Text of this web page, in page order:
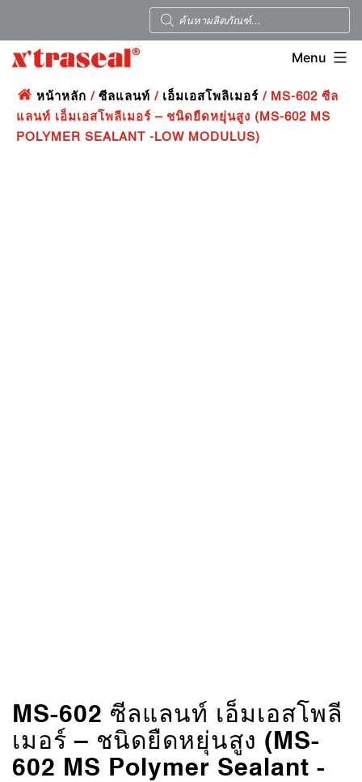
Menu
หน้าหลัก / ซีลแลนท์ / เอ็มเอสโพลิเมอร์ / MS-602 ซีล
แลนท์ เอ็มเอสโพลีเมอร์ – ชนิดยืดหยุ่นสูง (MS-602 MS
POLYMER SEALANT -LOW MODULUS)
MS-602 ซีลแลนท์ เอ็มเอสโพลี
เมอร์ – ชนิดยืดหยุ่นสูง (MS-
602 MS Polymer Sealant -